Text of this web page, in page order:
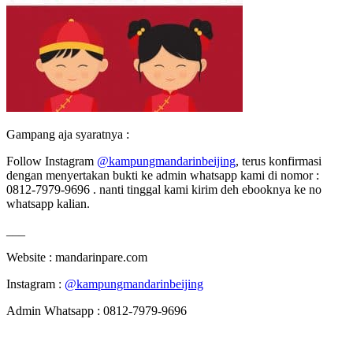
Gampang aja syaratnya :
Follow Instagram @kampungmandarinbeijing, terus konfirmasi
dengan menyertakan bukti ke admin whatsapp kami di nomor :
0812-7979-9696 . nanti tinggal kami kirim deh ebooknya ke no
whatsapp kalian.
Website : mandarinpare.com
Instagram : @kampungmandarinbeijing
Admin Whatsapp : 0812-7979-9696